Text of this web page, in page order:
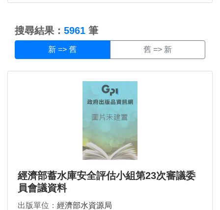
搜尋結果： 5961 筆
經濟部蓄水庫安全評估小組第23次審議委
員會議資料
出版單位： 經濟部水資源局